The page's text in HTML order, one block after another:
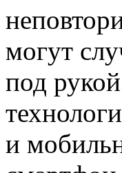
могут
под
и